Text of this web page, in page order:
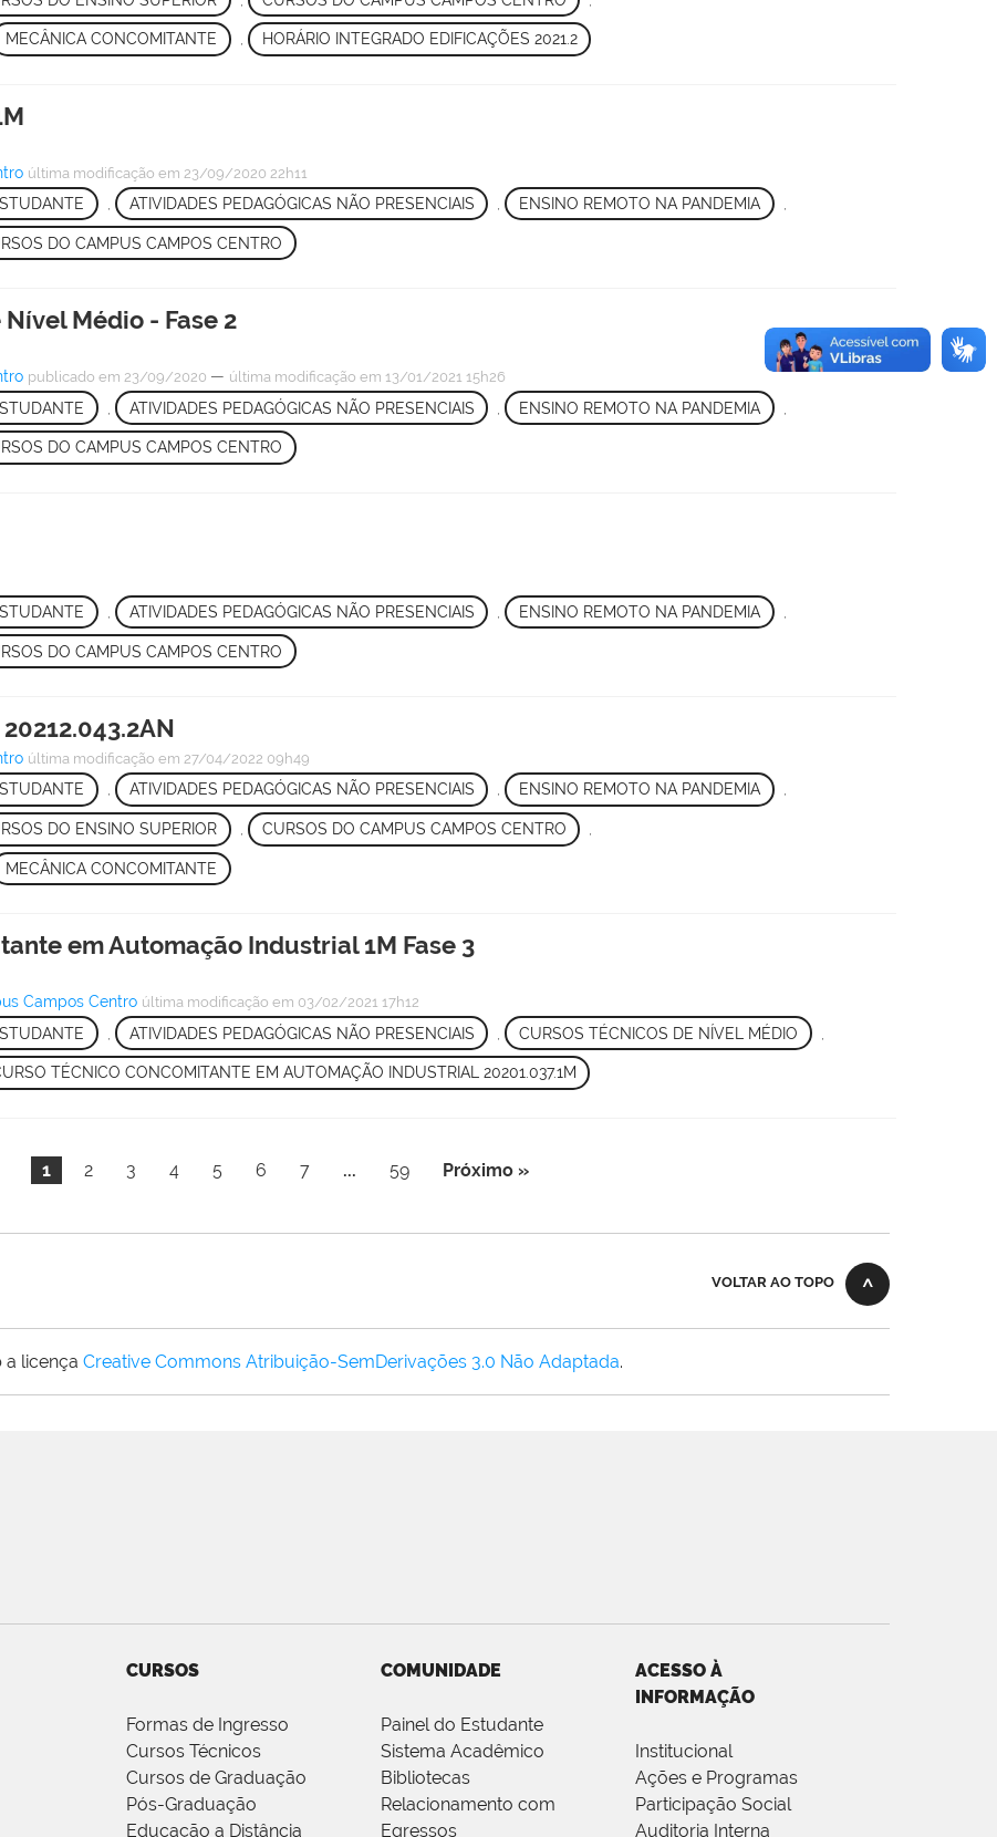
MECÂNICA CONCOMITANTE , HORÁRIO INTEGRADO EDIFICAÇÕES 2021.2
última modificação em 23/09/2020 22h11
ATIVIDADES PEDAGÓGICAS NÃO PRESENCIAIS , ENSINO REMOTO NA PANDEMIA
DO CAMPUS CAMPOS CENTRO
Médio - Fase 2
publicado em 23/09/2020 — última modificação em 13/01/2021 15h26
ATIVIDADES PEDAGÓGICAS NÃO PRESENCIAIS , ENSINO REMOTO NA PANDEMIA
DO CAMPUS CAMPOS CENTRO
ATIVIDADES PEDAGÓGICAS NÃO PRESENCIAIS , ENSINO REMOTO NA PANDEMIA
DO CAMPUS CAMPOS CENTRO
última modificação em 27/04/2022 09h49
, ATIVIDADES PEDAGÓGICAS NÃO PRESENCIAIS , ENSINO REMOTO NA PANDEMIA ,
DO ENSINO SUPERIOR CURSOS DO CAMPUS CAMPOS CENTRO
MECÂNICA CONCOMITANTE
em Automação Industrial 1M Fase 3
Campos Centro última modificação em 03/02/2021 17h12
ATIVIDADES PEDAGÓGICAS NÃO PRESENCIAIS , CURSOS TÉCNICOS DE NÍVEL MÉDIO
TÉCNICO CONCOMITANTE EM AUTOMAÇÃO INDUSTRIAL 20201.037.1M
1 2 3 4 5 6 7 ... 59 Próximo »
VOLTAR AO TOPO
licença Creative Commons Atribuição-SemDerivações 3.0 Não Adaptada.
CURSOS
Formas de Ingresso
Cursos Técnicos
Cursos de Graduação
Pós-Graduação
Educação a Distância
COMUNIDADE
Painel do Estudante
Sistema Acadêmico
Bibliotecas
Relacionamento com
Egressos
ACESSO À
INFORMAÇÃO
Institucional
Ações e Programas
Participação Social
Auditoria Interna